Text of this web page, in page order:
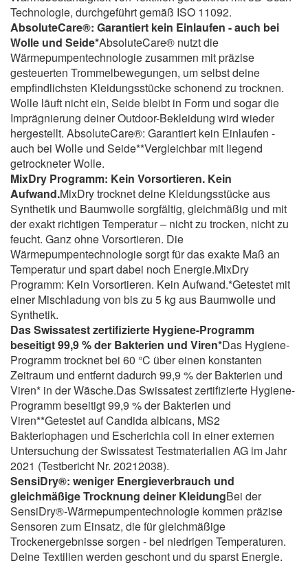
Technologie, durchgeführt gemäß ISO 11092.
AbsoluteCare®: Garantiert kein Einlaufen - auch bei
Wolle und Seide*AbsoluteCare® nutzt die
Wärmepumpentechnologie zusammen mit präzise
gesteuerten Trommelbewegungen, um selbst deine
empfindlichsten Kleidungsstücke schonend zu trocknen.
Wolle läuft nicht ein, Seide bleibt in Form und sogar die
Imprägnierung deiner Outdoor-Bekleidung wird wieder
hergestellt. AbsoluteCare®: Garantiert kein Einlaufen -
auch bei Wolle und Seide**Vergleichbar mit liegend
getrockneter Wolle.
MixDry Programm: Kein Vorsortieren. Kein
Aufwand.MixDry trocknet deine Kleidungsstücke aus
Synthetik und Baumwolle sorgfältig, gleichmäßig und mit
der exakt richtigen Temperatur – nicht zu trocken, nicht zu
feucht. Ganz ohne Vorsortieren. Die
Wärmepumpentechnologie sorgt für das exakte Maß an
Temperatur und spart dabei noch Energie.MixDry
Programm: Kein Vorsortieren. Kein Aufwand.*Getestet mit
einer Mischladung von bis zu 5 kg aus Baumwolle und
Synthetik.
Das Swissatest zertifizierte Hygiene-Programm
beseitigt 99,9 % der Bakterien und Viren*Das Hygiene-
Programm trocknet bei 60 °C über einen konstanten
Zeitraum und entfernt dadurch 99,9 % der Bakterien und
Viren* in der Wäsche.Das Swissatest zertifizierte Hygiene-
Programm beseitigt 99,9 % der Bakterien und
Viren**Getestet auf Candida albicans, MS2
Bakteriophagen und Escherichia coli in einer externen
Untersuchung der Swissatest Testmaterialien AG im Jahr
2021 (Testbericht Nr. 20212038).
SensiDry®: weniger Energieverbrauch und
gleichmäßige Trocknung deiner KleidungBei der
SensiDry®-Wärmepumpentechnologie kommen präzise
Sensoren zum Einsatz, die für gleichmäßige
Trockenergebnisse sorgen - bei niedrigen Temperaturen.
Deine Textilien werden geschont und du sparst Energie.